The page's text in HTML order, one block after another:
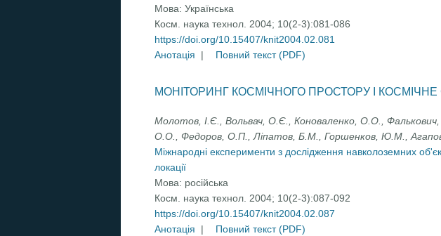
Мова: Українська
Косм. наука технол. 2004; 10(2-3):081-086
https://doi.org/10.15407/knit2004.02.081
Анотація
| Повний текст (PDF)
МОНІТОРИНГ КОСМІЧНОГО ПРОСТОРУ І КОСМІЧНЕ
Молотов, І.Є., Вольвач, О.Є., Коноваленко, О.О.,
О.О., Федоров, О.П., Ліпатов, Б.М., Горшенков, Ю.М.,
Міжнародні експерименти з дослідження навколоземних
локації
Мова: російська
Косм. наука технол. 2004; 10(2-3):087-092
https://doi.org/10.15407/knit2004.02.087
Анотація
| Повний текст (PDF)